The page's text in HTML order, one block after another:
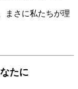
まさに私たちが理
たに